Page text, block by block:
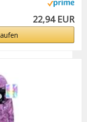
22,94 EUR